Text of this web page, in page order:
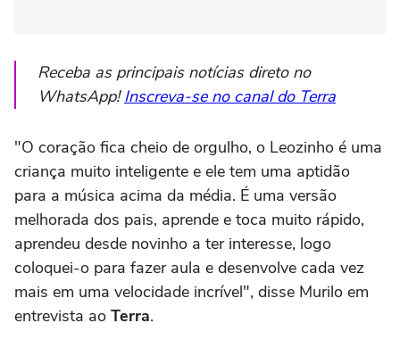
Receba as principais notícias direto no
WhatsApp!Inscreva-se no canal do Terra
"O coração fica cheio de orgulho, o Leozinho é uma
criança muito inteligente e ele tem uma aptidão
para a música acima da média. É uma versão
melhorada dos pais, aprende e toca muito rápido,
aprendeu desde novinho a ter interesse, logo
coloquei-o para fazer aula e desenvolve cada vez
mais em uma velocidade incrível", disse Murilo em
entrevista ao Terra.